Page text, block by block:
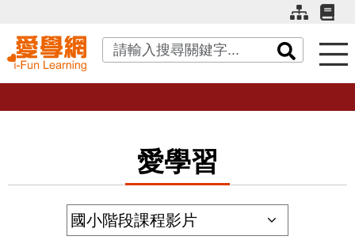
關鍵字搜尋
愛學習